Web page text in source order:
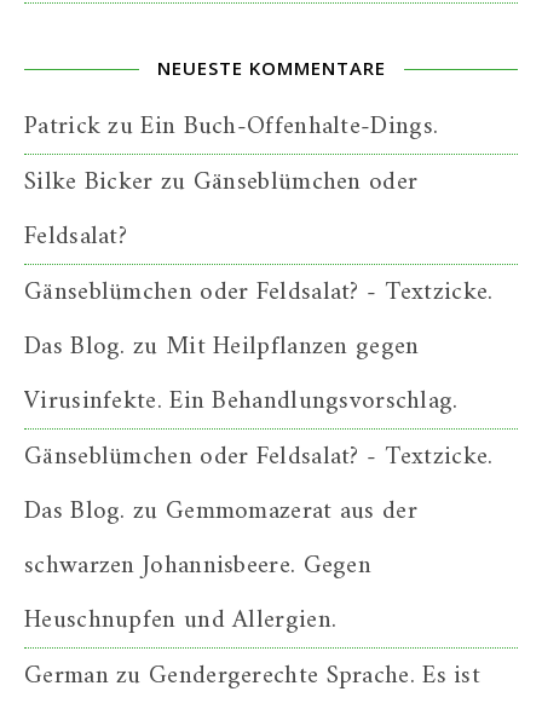
NEUESTE KOMMENTARE
PatrickzuEin Buch-Offenhalte-Dings.
Silke Bickerzu Gänseblümchen oder
Feldsalat?
Gänseblümchen oder Feldsalat? - Textzicke.
Das Blog. zu Mit Heilpflanzen gegen
Virusinfekte. Ein Behandlungsvorschlag.
Gänseblümchen oder Feldsalat? - Textzicke.
Das Blog. zu Gemmomazerat aus der
schwarzen Johannisbeere. Gegen
Heuschnupfen und Allergien.
Germanzu Gendergerechte Sprache. Es ist